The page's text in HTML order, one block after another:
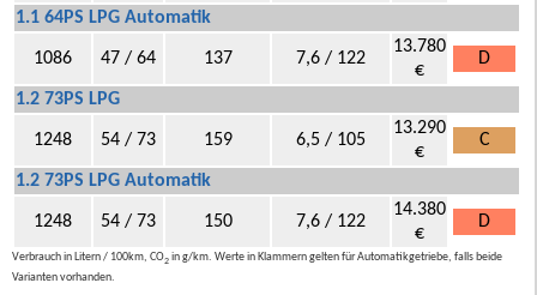
1.1 64PS LPG Automatik
1086 47 / 64 137 7,6 / 122
13.780
€
D
1.2 73PS LPG
1248 54 / 73 159 6,5 / 105
13.290
€
C
1.2 73PS LPG Automatik
1248 54 / 73 150 7,6 / 122
14.380
€
D
Verbrauch in Litern / 100km, CO2 in g/km. Werte in Klammern gelten für Automatikgetriebe, falls beide
Varianten vorhanden.